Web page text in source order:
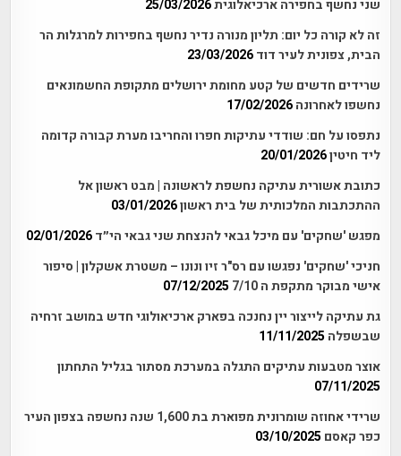
שני נחשף בחפירה ארכיאלוגית25/03/2026
זה לא קורה כל יום: תליון מנורה נדיר נחשף בחפירות למרגלות הר
הבית, צפונית לעיר דוד 23/03/2026
שרידים חדשים של קטע מחומת ירושלים מתקופת החשמונאים
נחשפו לאחרונה 17/02/2026
נתפסו על חם: שודדי עתיקות חפרו והחריבו מערת קבורה קדומה
ליד חיטין20/01/2026
כתובת אשורית עתיקה נחשפת לראשונה | מבט ראשון אל
ההתכתבות המלכותית של בית ראשון03/01/2026
מפגש 'שחקים' עם מיכל גבאי להנצחת שני גבאי הי״ד 02/01/2026
חניכי 'שחקים' נפגשו עם רס"ר זיו ונונו – משטרת אשקלון | סיפור
אישי מבוקר מתקפת ה 7/10
07/12/2025
גת עתיקה לייצור יין נחנכה בפארק ארכיאולוגי חדש במושב זרחיה
שבשפלה 11/11/2025
אוצר מטבעות עתיקים התגלה במערכת מסתור בגליל התחתון
07/11/2025
שרידי אחוזה שומרונית מפוארת בת 1,600 שנה נחשפה בצפון העיר
כפר קאסם 03/10/2025